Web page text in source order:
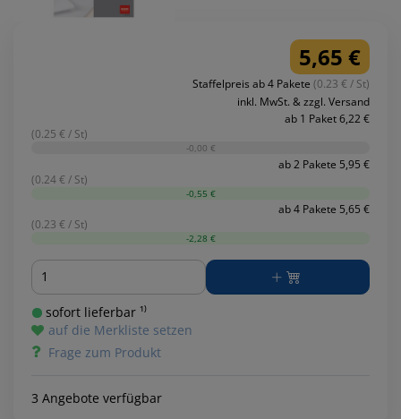
5,65 €
Staffelpreis ab 4 Pakete (0.23 € / St)
inkl. MwSt. & zzgl. Versand
ab 1 Paket 6,22 €
(0.25 € / St)
-0,00 €
ab 2 Pakete 5,95 €
(0.24 € / St)
-0,55 €
ab 4 Pakete 5,65 €
(0.23 € / St)
-2,28 €
Menge
sofort lieferbar ¹⁾
auf die Merkliste setzen
Frage zum Produkt
3 Angebote verfügbar